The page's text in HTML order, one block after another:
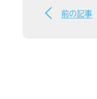
前の記事